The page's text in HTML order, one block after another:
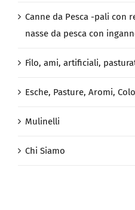
Canne da Pesca -pali con
nasse da pesca con
Filo, ami, artificiali,
Esche, Pasture, Aromi,
Mulinelli
Chi Siamo